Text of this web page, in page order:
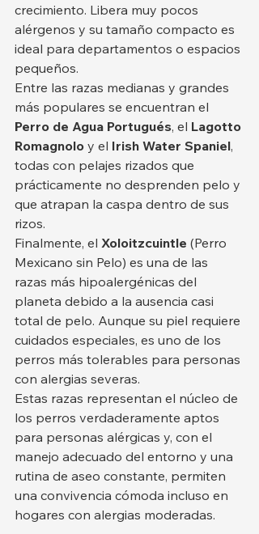
crecimiento. Libera muy pocos
alérgenos y su tamaño compacto es
ideal para departamentos o espacios
pequeños.
Entre las razas medianas y grandes
más populares se encuentran el
Perro de Agua Portugués, el Lagotto
Romagnolo y el Irish Water Spaniel,
todas con pelajes rizados que
prácticamente no desprenden pelo y
que atrapan la caspa dentro de sus
rizos.
Finalmente, el Xoloitzcuintle (Perro
Mexicano sin Pelo) es una de las
razas más hipoalergénicas del
planeta debido a la ausencia casi
total de pelo. Aunque su piel requiere
cuidados especiales, es uno de los
perros más tolerables para personas
con alergias severas.
Estas razas representan el núcleo de
los perros verdaderamente aptos
para personas alérgicas y, con el
manejo adecuado del entorno y una
rutina de aseo constante, permiten
una convivencia cómoda incluso en
hogares con alergias moderadas.